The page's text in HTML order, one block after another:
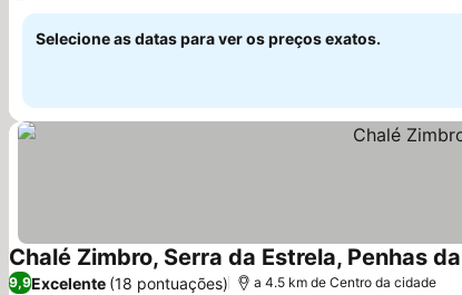
Selecione as datas para ver os preços exatos.
Chalé Zimbro, Serra da Estrela, Penhas
9,9Excelente (18 pontuações) a 4.5 km de Centro da cidade